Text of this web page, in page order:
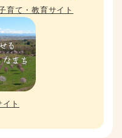
育て・教育サイト
ト